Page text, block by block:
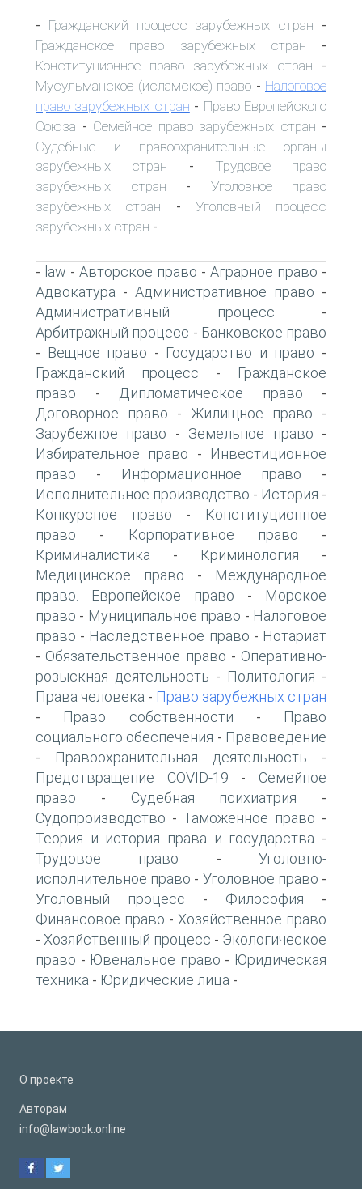
- Гражданский процесс зарубежных стран -
Гражданское право зарубежных стран -
Конституционное право зарубежных стран -
Мусульманское (исламское) право - Налоговое
право зарубежных стран - Право Европейского
Союза - Семейное право зарубежных стран -
Судебные и правоохранительные органы
зарубежных стран - Трудовое право
зарубежных стран - Уголовное право
зарубежных стран - Уголовный процесс
зарубежных стран -
- law - Авторское право - Аграрное право -
Адвокатура - Административное право -
Административный процесс -
Арбитражный процесс - Банковское право
- Вещное право - Государство и право -
Гражданский процесс -
Гражданское
право - Дипломатическое право -
Договорное право - Жилищное право -
Зарубежное право - Земельное право -
Избирательное право -
Инвестиционное
право - Информационное право -
Исполнительное производство - История -
Конкурсное право -
Конституционное
право - Корпоративное право -
Криминалистика - Криминология -
Медицинское право -
Международное
право. Европейское право -
Морское
право - Муниципальное право - Налоговое
право - Наследственное право - Нотариат
- Обязательственное право - Оперативно-
розыскная деятельность - Политология -
Права человека - Право зарубежных стран
- Право собственности -
Право
социального обеспечения - Правоведение
- Правоохранительная деятельность -
Предотвращение COVID-19 - Семейное
право - Судебная психиатрия -
Судопроизводство - Таможенное право -
Теория и история права и государства -
Трудовое право -Уголовно-
исполнительное право - Уголовное право -
Уголовный процесс - Философия -
Финансовое право - Хозяйственное право
- Хозяйственный процесс - Экологическое
право - Ювенальное право - Юридическая
техника - Юридические лица -
О проекте
Авторам
info@lawbook.online